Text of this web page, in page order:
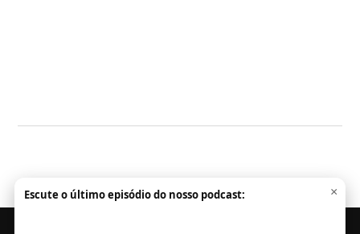
Escute o último episódio do nosso podcast: ×